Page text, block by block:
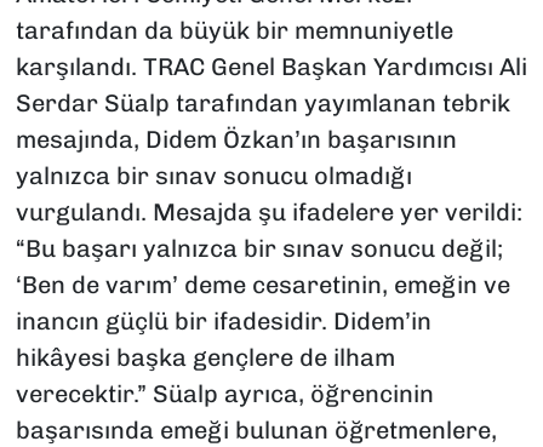
tarafından da büyük bir memnuniyetle
karşılandı. TRAC Genel Başkan Yardımcısı Ali
Serdar Süalp tarafından yayımlanan tebrik
mesajında, Didem Özkan’ın başarısının
yalnızca bir sınav sonucu olmadığı
vurgulandı. Mesajda şu ifadelere yer verildi:
“Bu başarı yalnızca bir sınav sonucu değil;
‘Ben de varım’ deme cesaretinin, emeğin ve
inancın güçlü bir ifadesidir. Didem’in
hikâyesi başka gençlere de ilham
verecektir.” Süalp ayrıca, öğrencinin
başarısında emeği bulunan öğretmenlere,